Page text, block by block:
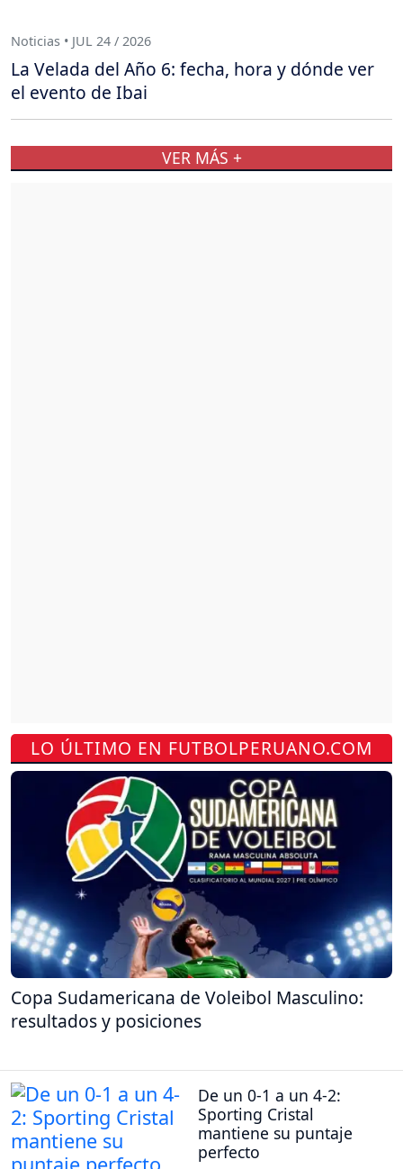
LO ÚLTIMO EN FUTBOLPERUANO.COM
Copa Sudamericana de Voleibol Masculino:
resultados y posiciones
De un 0-1 a un 4-2:
Sporting Cristal
mantiene su puntaje
perfecto
Noticias • JUL 24 / 2026
La Velada del Año 6: fecha, hora y dónde ver
el evento de Ibai
VER MÁS +